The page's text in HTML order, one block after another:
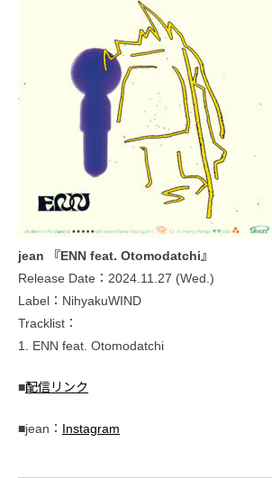
jean 『ENN feat. Otomodatchi』
Release Date：2024.11.27 (Wed.)
Label：NihyakuWIND
Tracklist：
1. ENN feat. Otomodatchi
■配信リンク
■jean： Instagram